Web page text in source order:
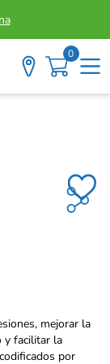
0
mejorar la
y facilitar la
por